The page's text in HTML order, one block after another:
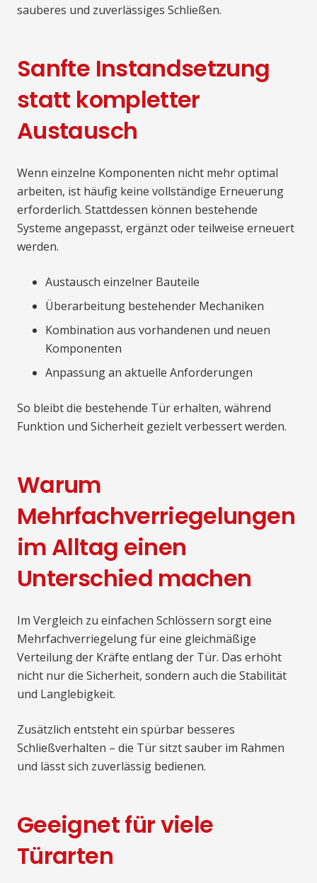
sauberes und zuverlässiges Schließen.
Sanfte Instandsetzung
statt kompletter
Austausch
Wenn einzelne Komponenten nicht mehr optimal
arbeiten, ist häufig keine vollständige Erneuerung
erforderlich. Stattdessen können bestehende
Systeme angepasst, ergänzt oder teilweise erneuert
werden.
Austausch einzelner Bauteile
Überarbeitung bestehender Mechaniken
Kombination aus vorhandenen und neuen
Komponenten
Anpassung an aktuelle Anforderungen
So bleibt die bestehende Tür erhalten, während
Funktion und Sicherheit gezielt verbessert werden.
Warum
Mehrfachverriegelungen
im Alltag einen
Unterschied machen
Im Vergleich zu einfachen Schlössern sorgt eine
Mehrfachverriegelung für eine gleichmäßige
Verteilung der Kräfte entlang der Tür. Das erhöht
nicht nur die Sicherheit, sondern auch die Stabilität
und Langlebigkeit.
Zusätzlich entsteht ein spürbar besseres
Schließverhalten – die Tür sitzt sauber im Rahmen
und lässt sich zuverlässig bedienen.
Geeignet für viele
Türarten